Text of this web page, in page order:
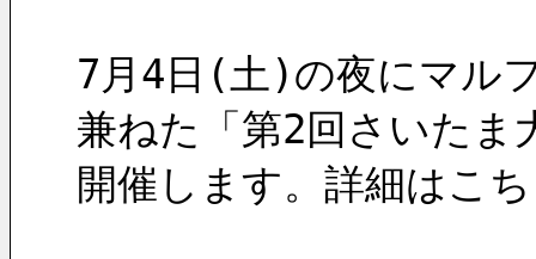
7月4日(土)の夜にマル
兼ねた「第2回さいたま
開催します。詳細はこ